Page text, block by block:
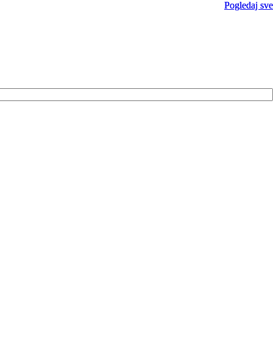
Pogledaj sve
Pogledaj sve